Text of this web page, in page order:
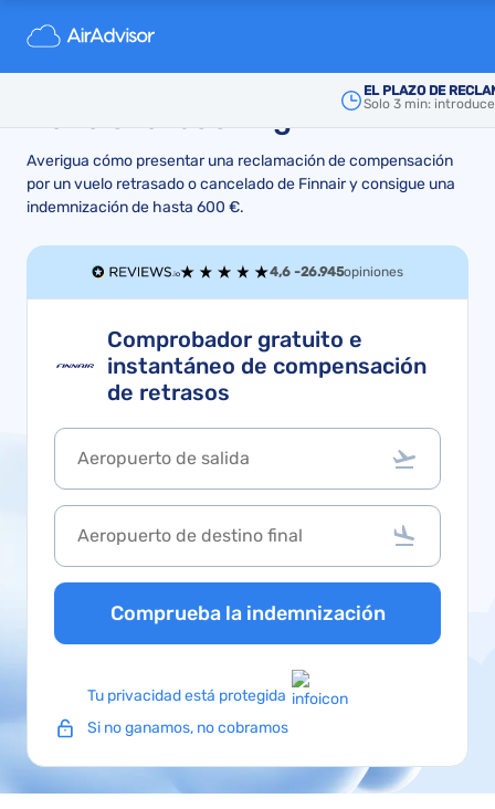
EL PLAZO DE
Solo 3 min:
Qué hacer cuando tu vuelo
Finnair se retrasa, cancela o
Averigua cómo presentar una reclamación de compensación
por un vuelo retrasado o cancelado de Finnair y consigue una
indemnización de hasta 600 €.
4,6 -26.945opiniones
Comprobador gratuito e
instantáneo de compensación
de retrasos
Comprueba la indemnización
Tu privacidad está protegida
Si no ganamos, no cobramos